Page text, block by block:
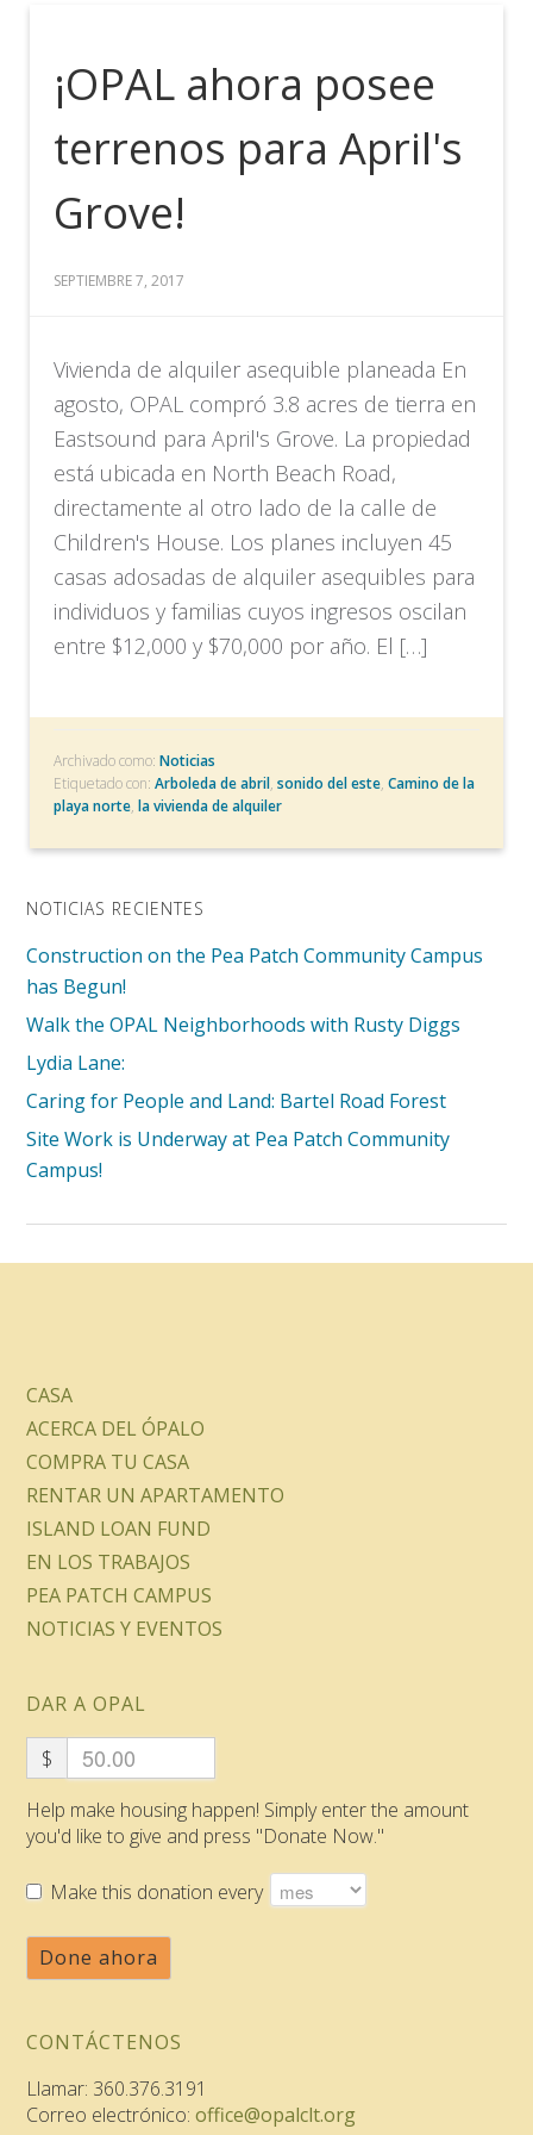
¡OPAL ahora posee
terrenos para April's
Grove!
SEPTIEMBRE 7, 2017
Vivienda de alquiler asequible planeada En
agosto, OPAL compró 3.8 acres de tierra en
Eastsound para April's Grove. La propiedad
está ubicada en North Beach Road,
directamente al otro lado de la calle de
Children's House. Los planes incluyen 45
casas adosadas de alquiler asequibles para
individuos y familias cuyos ingresos oscilan
entre $12,000 y $70,000 por año. El […]
Archivado como:Noticias
Etiquetado con:Arboleda de abril,sonido del este,Camino de la
playa norte,la vivienda de alquiler
NOTICIAS RECIENTES
Construction on the Pea Patch Community Campus
has Begun!
Walk the OPAL Neighborhoods with Rusty Diggs
Lydia Lane:
Caring for People and Land: Bartel Road Forest
Site Work is Underway at Pea Patch Community
Campus!
CASA
ACERCA DEL ÓPALO
COMPRA TU CASA
RENTAR UN APARTAMENTO
ISLAND LOAN FUND
EN LOS TRABAJOS
PEA PATCH CAMPUS
NOTICIAS Y EVENTOS
DAR A OPAL
$
Help make housing happen! Simply enter the amount
you'd like to give and press "Donate Now."
Make this donation every
Done ahora
CONTÁCTENOS
Llamar: 360.376.3191
Correo electrónico:office@opalclt.org